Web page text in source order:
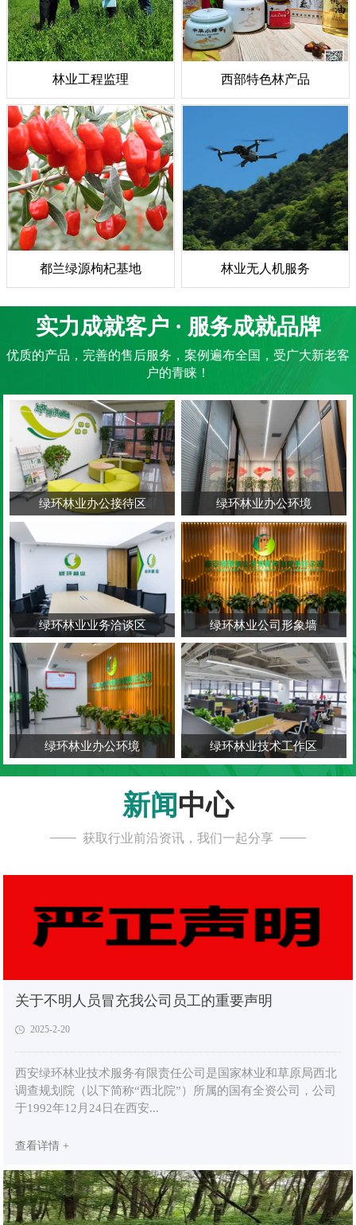
林业工程监理 西部特色林产品
都兰绿源枸杞基地 林业无人机服务
实力成就客户 · 服务成就品牌
优质的产品，完善的售后服务，案例遍布全国，受广大新老客
户的青睐！
绿环林业办公接待区 绿环林业办公环境
绿环林业业务洽谈区 绿环林业公司形象墙
绿环林业办公环境 绿环林业技术工作区
新闻中心
获取行业前沿资讯，我们一起分享
关于不明人员冒充我公司员工的重要声明
2025-2-20
西安绿环林业技术服务有限责任公司是国家林业和草原局西北
调查规划院（以下简称“西北院”）所属的国有全资公司，公司
于1992年12月24日在西安...
查看详情 +